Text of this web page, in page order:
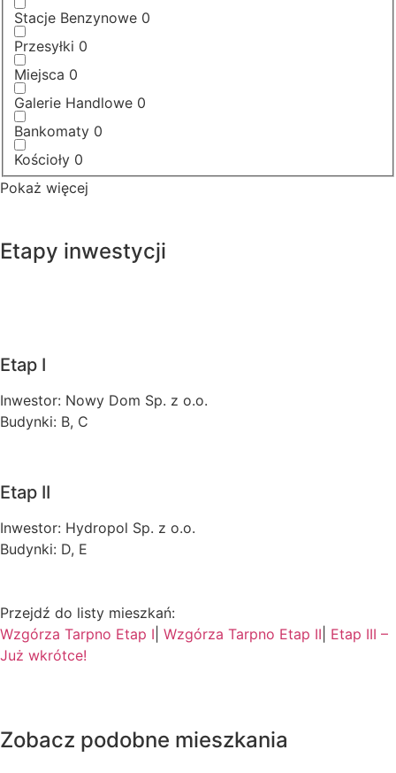
Stacje Benzynowe 0
Przesyłki 0
Miejsca 0
Galerie Handlowe 0
Bankomaty 0
Kościoły 0
Pokaż więcej
Etapy inwestycji
Etap I
Inwestor: Nowy Dom Sp. z o.o.
Budynki: B, C
Etap II
Inwestor: Hydropol Sp. z o.o.
Budynki: D, E
Przejdź do listy mieszkań:
Wzgórza Tarpno Etap I Wzgórza Tarpno Etap II Etap III –
Już wkrótce!
Zobacz podobne mieszkania